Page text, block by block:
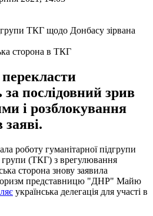
сторона в ТКГ
за послідовний зрив
і розблокування
роботу гуманітарної підгрупи
групи (ТКГ) з врегулювання
сторона знову заявила
представницю "ДНР" Майю
українська делегація для участі в